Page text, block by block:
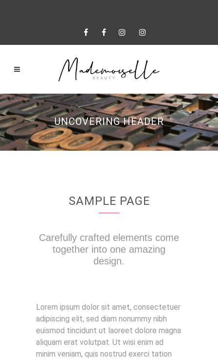
UNCOVERING HEADER
SAMPLE PAGE
Carefully crafted elements come
together into one amazing
design.
Lorem ipsum dolor sit amet, consectetuer
adipiscing elit, sed diam nonummy nibh
euismod tincidunt ut laoreet dolore magna
aliquam erat volutpat. Ut wisi enim ad
minim veniam, quis nostrud exerci tation